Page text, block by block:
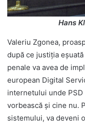
Hans
Valeriu Zgonea,
după ce justiția
penale va avea de
european Digital
internetului unde
vorbească și cine nu.
sistemului, va deveni